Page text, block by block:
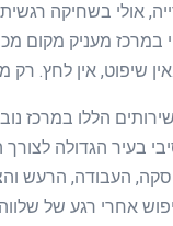
אולי בשחיקה
במרכז מעניק מקום
אין שיפוט, אין לחץ. רק מרחב פתוח, חם ובטוח.
הללו במרכז
בעיר הגדולה
העבודה, הרעש
אחרי רגע של